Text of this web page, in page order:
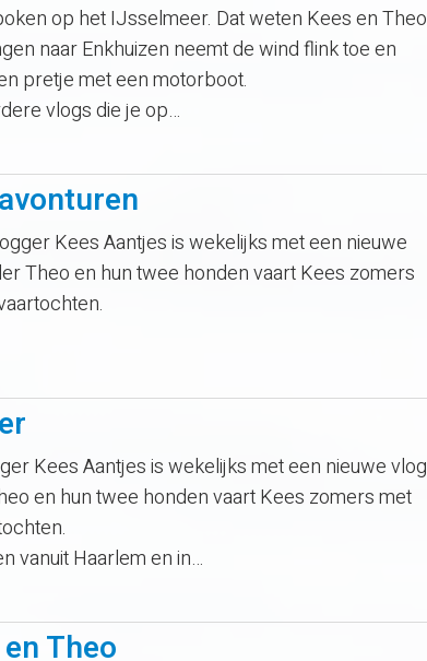
op het IJsselmeer. Dat weten Kees en Theo
naar Enkhuizen neemt de wind flink toe en
pretje met een motorboot.
vlogs die je op…
Kees Aantjes is wekelijks met een nieuwe
Theo en hun twee honden vaart Kees zomers
Kees Aantjes is wekelijks met een nieuwe vlog
en hun twee honden vaart Kees zomers met
vanuit Haarlem en in…
Theo